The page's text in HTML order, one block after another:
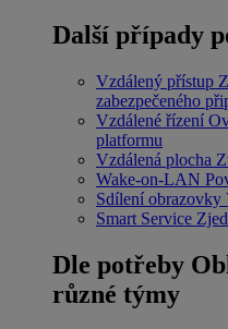
Další případy
Vzdálený přístup
zabezpečeného
Vzdálené řízení
platformu
Vzdálená plocha
Wake-on-LAN
Sdílení obrazovky
Smart Service
Dle potřeby
různé týmy